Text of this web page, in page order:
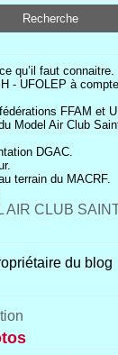
qu’il faut connaitre.
- UFOLEP à
FFAM et
Model Air Club
DGAC.
terrain du MACRF.
du blog